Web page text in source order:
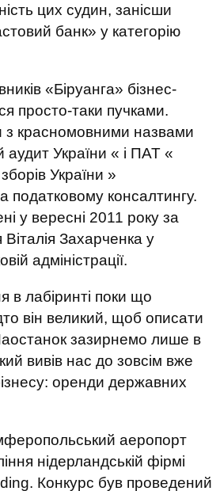
цих судин, занісши
банк» у категорію
«Біруанга» бізнес-
просто-таки пучками.
з красномовними назвами
України « і ПАТ «
України »
податковому консалтингу.
у вересні 2011 року за
Віталія Захарченка у
адміністрації.
в лабіринті поки що
він великий, щоб описати
зазирнемо лише в
вивів нас до зовсім вже
оренди державних
аеропорт
нідерландській фірмі
Конкурс був проведений